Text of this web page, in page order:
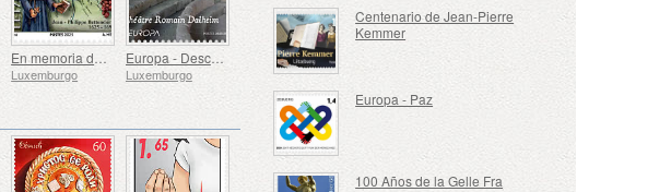
En memoria del Padre Bettendorff
Luxemburgo
Europa - Descubrimientos Arqueológicos Nacionales
Luxemburgo
Centenario de Jean-Pierre
Kemmer
Europa - Paz
100 Años de la Gelle Fra